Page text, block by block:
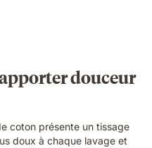
douceur
coton présente un tissage
doux à chaque lavage et